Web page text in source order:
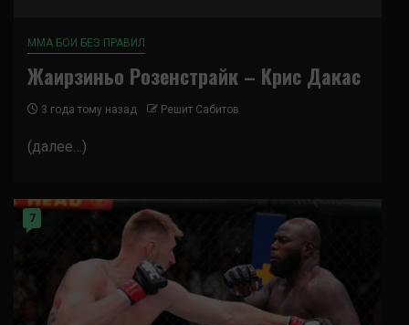
ММА БОИ БЕЗ ПРАВИЛ
Жаирзиньо Розенстрайк – Крис Дакас
3 года тому назад Решит Сабитов
(далее…)
7